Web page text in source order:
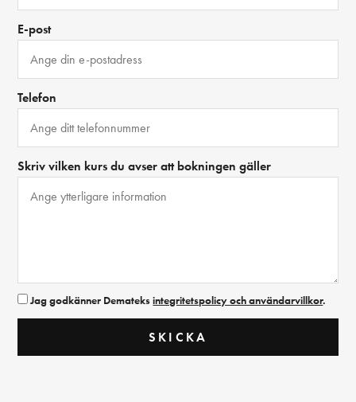
E-post
Telefon
Skriv vilken kurs du avser att bokningen gäller
Jag godkänner Demateksintegritetspolicy och användarvillkor.